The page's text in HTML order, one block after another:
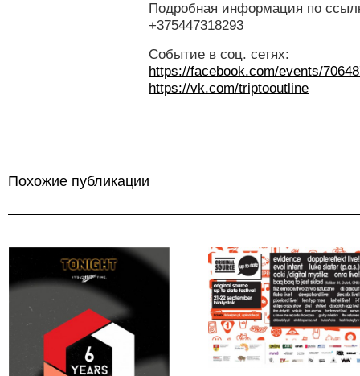
Подробная информация по
+375447318293
Событие в соц. сетях:
https://facebook.com/events/
https://vk.com/triptooutline
Похожие публикации